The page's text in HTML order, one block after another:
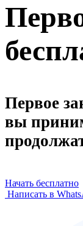
Первое
вы
Начать бесплатно
Написать в